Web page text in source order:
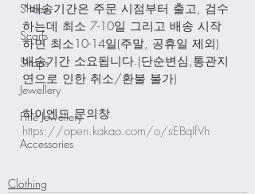
Shoes
Scarfs
Straps
Jewellery
Fine Jewellery
Accessories
*배송기간은 주문 시점부터 출고, 검수
하는데 최소 7-10일 그리고 배송 시작
하면 최소10-14일(주말, 공휴일 제외)
배송기간 소요됩니다.(단순변심,통관지
연으로 인한 취소/환불 불가)
하이엔드 문의창
https://open.kakao.com/o/sEBqIfVh
Clothing